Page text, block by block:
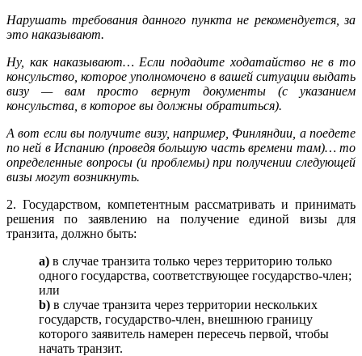
Нарушать требования данного пункта не рекомендуется, за
это наказывают.
Ну, как наказывают… Если подадите ходатайство не в то
консульство, которое уполномочено в вашей ситуации выдать
визу — вам просто вернут документы (с указанием
консульства, в которое вы должны обратиться).
А вот если вы получите визу, например, Финляндии, а поедете
по ней в Испанию (проведя большую часть времени там)… то
определенные вопросы (и проблемы) при получении следующей
визы могут возникнуть.
2. Государством, компетентным рассматривать и принимать
решения по заявлению на получение единой визы для
транзита, должно быть:
a) в случае транзита только через территорию только
одного государства, соответствующее государство-член;
или
b) в случае транзита через территории нескольких
государств, государство-член, внешнюю границу
которого заявитель намерен пересечь первой, чтобы
начать транзит.